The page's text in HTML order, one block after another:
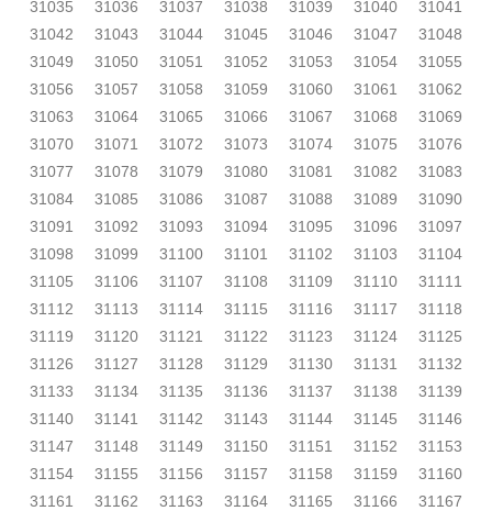
31035 31036 31037 31038 31039 31040
31041
31042
31043 31044 31045 31046 31047
31048
31049
31050 31051 31052 31053 31054
31055
31056
31057 31058 31059 31060 31061
31062
31063
31064 31065 31066 31067 31068
31069
31070
31071 31072 31073 31074 31075
31076
31077
31078 31079 31080 31081 31082
31083
31084
31085 31086 31087 31088 31089
31090
31091
31092 31093 31094 31095 31096
31097
31098
31099 31100 31101 31102 31103
31104
31105
31106 31107 31108 31109 31110
31111
31112
31113 31114 31115 31116 31117
31118
31119
31120 31121 31122 31123 31124
31125
31126
31127 31128 31129 31130 31131
31132
31133
31134 31135 31136 31137 31138
31139
31140
31141 31142 31143 31144 31145
31146
31147
31148 31149 31150 31151 31152
31153
31154
31155 31156 31157 31158 31159
31160
31161
31162 31163 31164 31165 31166
31167